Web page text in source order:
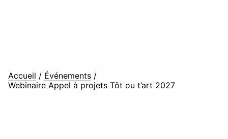
Accueil / Événements /
Webinaire Appel à projets Tôt ou t’art 2027